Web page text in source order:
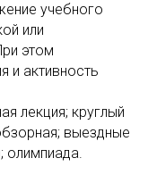
учебного
или
этом
и активность
лекция; круглый
выездные
олимпиада.